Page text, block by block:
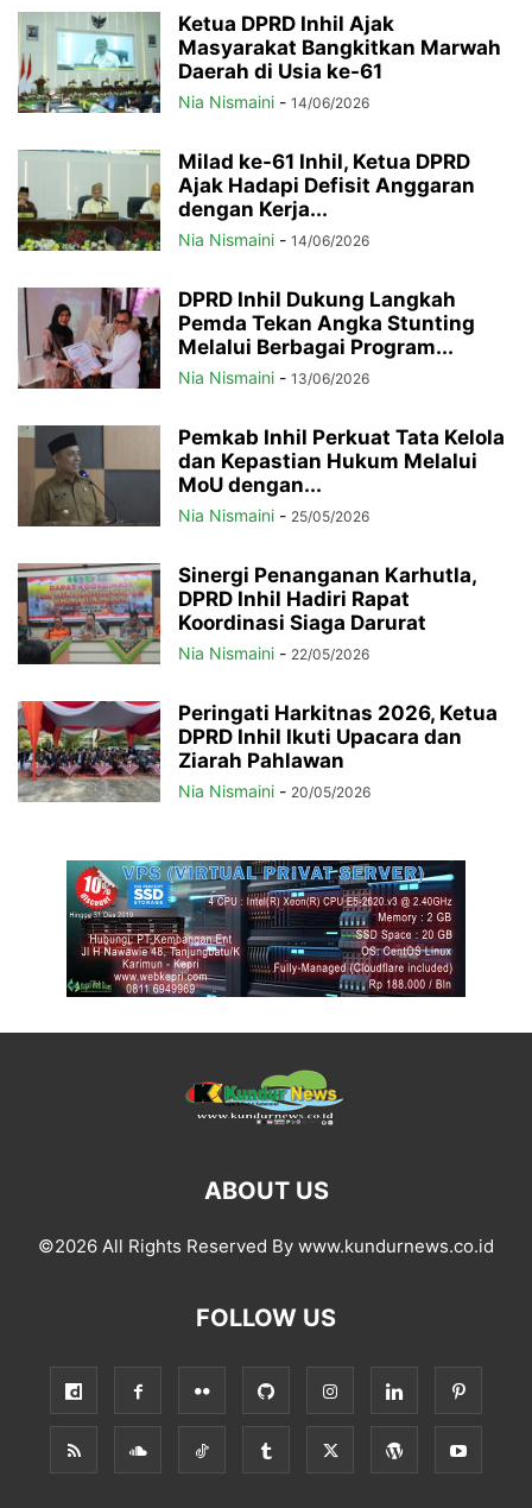
Ketua DPRD Inhil Ajak
Masyarakat Bangkitkan Marwah
Daerah di Usia ke-61
Nia Nismaini - 14/06/2026
Milad ke-61 Inhil, Ketua DPRD
Ajak Hadapi Defisit Anggaran
dengan Kerja...
Nia Nismaini - 14/06/2026
DPRD Inhil Dukung Langkah
Pemda Tekan Angka Stunting
Melalui Berbagai Program...
Nia Nismaini - 13/06/2026
Pemkab Inhil Perkuat Tata Kelola
dan Kepastian Hukum Melalui
MoU dengan...
Nia Nismaini - 25/05/2026
Sinergi Penanganan Karhutla,
DPRD Inhil Hadiri Rapat
Koordinasi Siaga Darurat
Nia Nismaini - 22/05/2026
Peringati Harkitnas 2026, Ketua
DPRD Inhil Ikuti Upacara dan
Ziarah Pahlawan
Nia Nismaini - 20/05/2026
ABOUT US
©2026 All Rights Reserved By www.kundurnews.co.id
FOLLOW US